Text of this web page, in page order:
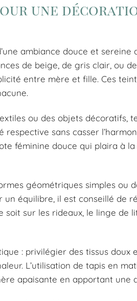
une
ambiance douce et sereine
de beige, de gris clair, ou
entre mère et fille. Ces
ou des objets décoratifs,
sans casser
féminine douce qui plaira à la
géométriques simples ou
équilibre, il est conseillé de
sur les rideaux, le linge de
: privilégier des tissus doux
L’utilisation de tapis en
apaisante en apportant une